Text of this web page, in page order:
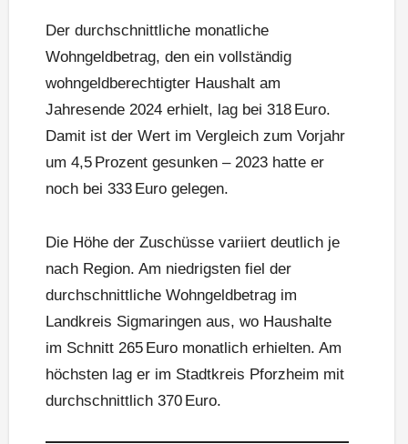
Der durchschnittliche monatliche
Wohngeldbetrag, den ein vollständig
wohngeldberechtigter Haushalt am
Jahresende 2024 erhielt, lag bei 318 Euro.
Damit ist der Wert im Vergleich zum Vorjahr
um 4,5 Prozent gesunken – 2023 hatte er
noch bei 333 Euro gelegen.
Die Höhe der Zuschüsse variiert deutlich je
nach Region. Am niedrigsten fiel der
durchschnittliche Wohngeldbetrag im
Landkreis Sigmaringen aus, wo Haushalte
im Schnitt 265 Euro monatlich erhielten. Am
höchsten lag er im Stadtkreis Pforzheim mit
durchschnittlich 370 Euro.